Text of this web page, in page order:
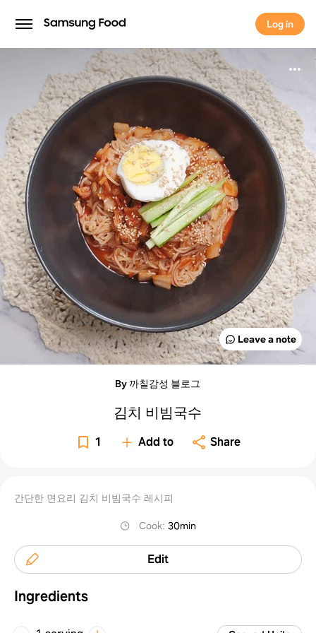
Log in
Log in
Leave a note
By 까칠감성 블로그
김치 비빔국수
1 Add to Share
간단한 면요리 김치 비빔국수 레시피
Cook:30min
Edit
Ingredients